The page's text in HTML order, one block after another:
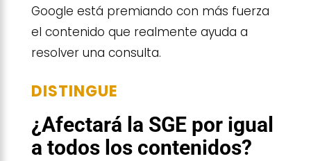
Google está premiando con más fuerza
el contenido que realmente ayuda a
resolver una consulta.
DISTINGUE
¿Afectará la SGE por igual
a todos los contenidos?